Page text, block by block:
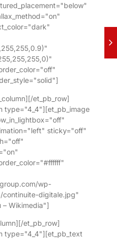
et_pb_row]
type="4_4"][et_pb_image
sticky="off"
wp-
digitale.jpg"
Wikimedia"]
et_pb_row]
type="4_4"][et_pb_text